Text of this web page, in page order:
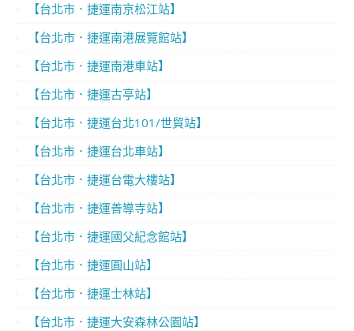
【台北市．捷運南京松江站】
【台北市．捷運南港展覽館站】
【台北市．捷運南港車站】
【台北市．捷運古亭站】
【台北市．捷運台北101/世貿站】
【台北市．捷運台北車站】
【台北市．捷運台電大樓站】
【台北市．捷運善導寺站】
【台北市．捷運國父紀念館站】
【台北市．捷運圓山站】
【台北市．捷運士林站】
【台北市．捷運大安森林公園站】